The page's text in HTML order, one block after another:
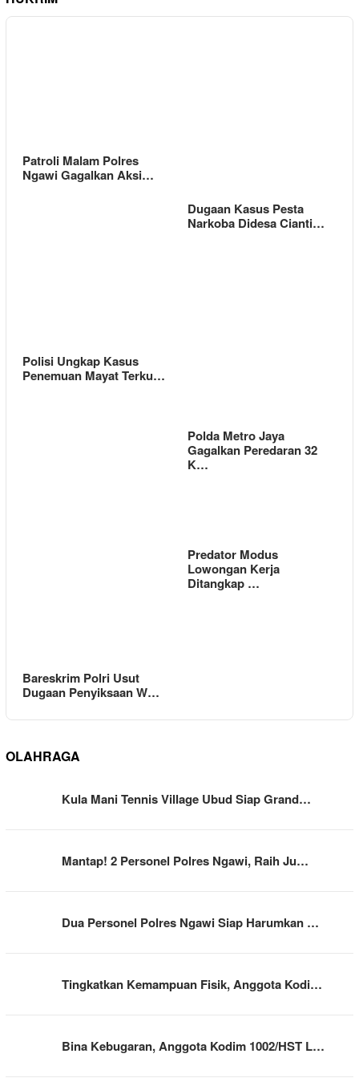
Patroli Malam Polres
Ngawi Gagalkan Aksi…
Dugaan Kasus Pesta
Narkoba Didesa Cianti…
Polisi Ungkap Kasus
Penemuan Mayat Terku…
Polda Metro Jaya
Gagalkan Peredaran 32
K…
Bareskrim Polri Usut
Dugaan Penyiksaan W…
Predator Modus
Lowongan Kerja
Ditangkap …
OLAHRAGA
Kula Mani Tennis Village Ubud Siap Grand…
Mantap! 2 Personel Polres Ngawi, Raih Ju…
Dua Personel Polres Ngawi Siap Harumkan …
Tingkatkan Kemampuan Fisik, Anggota Kodi…
Bina Kebugaran, Anggota Kodim 1002/HST L…